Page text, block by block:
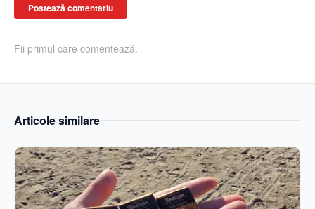
Postează comentariu
Fii primul care comentează.
Articole similare